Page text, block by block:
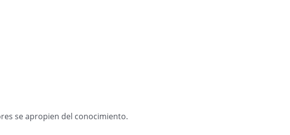
se apropien del conocimiento.